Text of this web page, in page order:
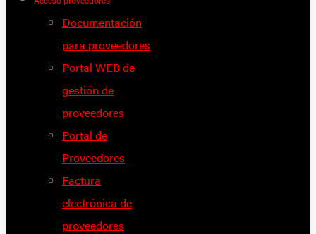
Documentación
para proveedores
Portal WEB de
gestión de
proveedores
Portal de
Proveedores
Factura
electrónica de
proveedores